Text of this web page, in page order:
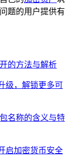
题的用户提供有
的方法与解析
级，解锁更多可
名称的含义与特
启加密货币安全